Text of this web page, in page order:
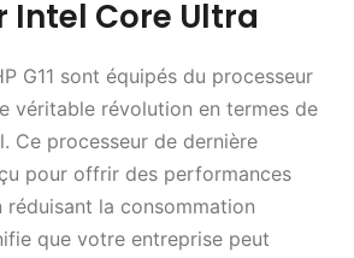
Intel Core Ultra
G11 sont équipés du processeur
véritable révolution en termes de
Ce processeur de dernière
pour offrir des performances
réduisant la consommation
que votre entreprise peut